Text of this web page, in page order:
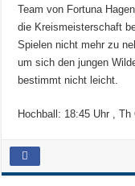
Team von Fortuna
die Kreismeisterschaft
Spielen nicht mehr zu
um sich den jungen
bestimmt nicht leicht.
Hochball: 18:45 Uhr , Th